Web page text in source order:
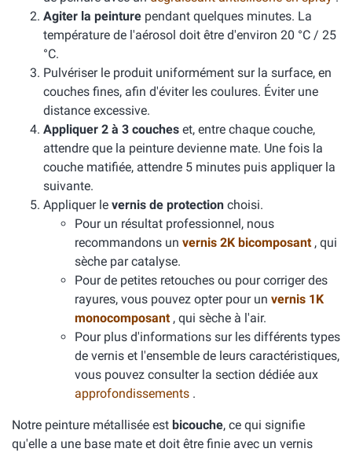
Agiter la peinture pendant quelques minutes. La
température de l'aérosol doit être d'environ 20 °C / 25
°C.
Pulvériser le produit uniformément sur la surface, en
couches fines, afin d'éviter les coulures. Éviter une
distance excessive.
Appliquer 2 à 3 couches et, entre chaque couche,
attendre que la peinture devienne mate. Une fois la
couche matifiée, attendre 5 minutes puis appliquer la
suivante.
Appliquer le vernis de protection choisi.
Pour un résultat professionnel, nous
recommandons un vernis 2K bicomposant , qui
sèche par catalyse.
Pour de petites retouches ou pour corriger des
rayures, vous pouvez opter pour un vernis 1K
monocomposant , qui sèche à l'air.
Pour plus d'informations sur les différents types
de vernis et l'ensemble de leurs caractéristiques,
vous pouvez consulter la section dédiée aux
approfondissements .
Notre peinture métallisée est bicouche, ce qui signifie
qu'elle a une base mate et doit être finie avec un vernis